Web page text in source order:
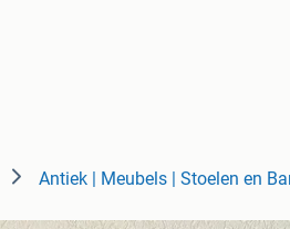
Antiek | Meubels | Stoelen en